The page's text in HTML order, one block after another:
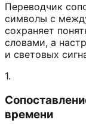
Переводчик
символы с
сохраняет
словами, а
и световых
1.
времени